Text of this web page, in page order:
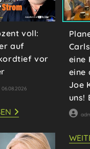
voll:
auf
vor
06.08.2026
NUR
47
VOLL:
GASSPEICHER
AUF
eine
eine
Joe
uns!